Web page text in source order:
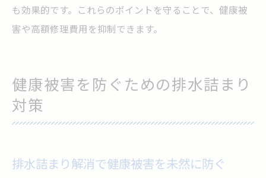
も効果的です。これらのポイントを守ることで、健康被
害や高額修理費用を抑制できます。
健康被害を防ぐための排水詰まり
対策
排水詰まり解消で健康被害を未然に防ぐ